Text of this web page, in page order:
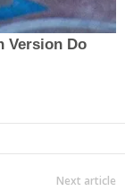
Next article